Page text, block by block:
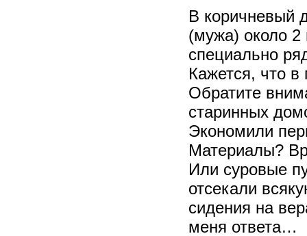
В коричневый
(мужа) около 2
специально
Кажется, что
Обратите
старинных
Экономили
Материалы?
Или суровые
отсекали
сидения на
меня ответа…